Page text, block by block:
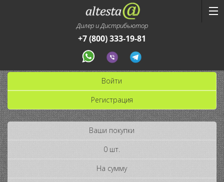
Дилер и Дистрибьютор
+7 (800) 333-19-81
Войти
Регистрация
Ваши покупки
0 шт.
На сумму